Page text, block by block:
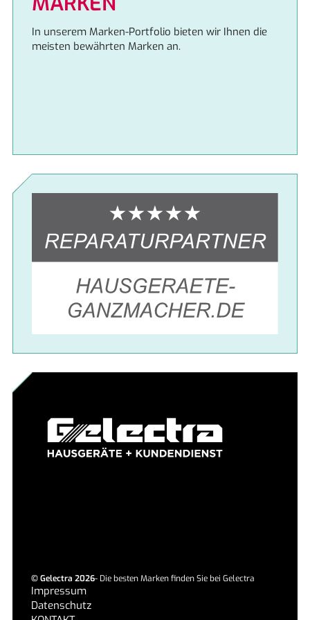
In unserem Marken-Portfolio bieten wir Ihnen die
meisten bewährten Marken an.
©Gelectra 2026- Die besten Marken finden Sie bei Gelectra
Impressum
Datenschutz